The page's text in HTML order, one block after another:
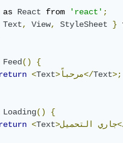
as React from 'react';
Text, View, StyleSheet }
Feed()
{
return
<Text >مرحباً</Text>;
Loading()
{
return
<Text >جاري